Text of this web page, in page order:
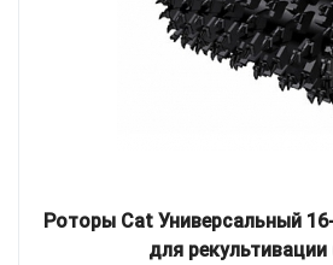
Роторы Cat Универсальный
для